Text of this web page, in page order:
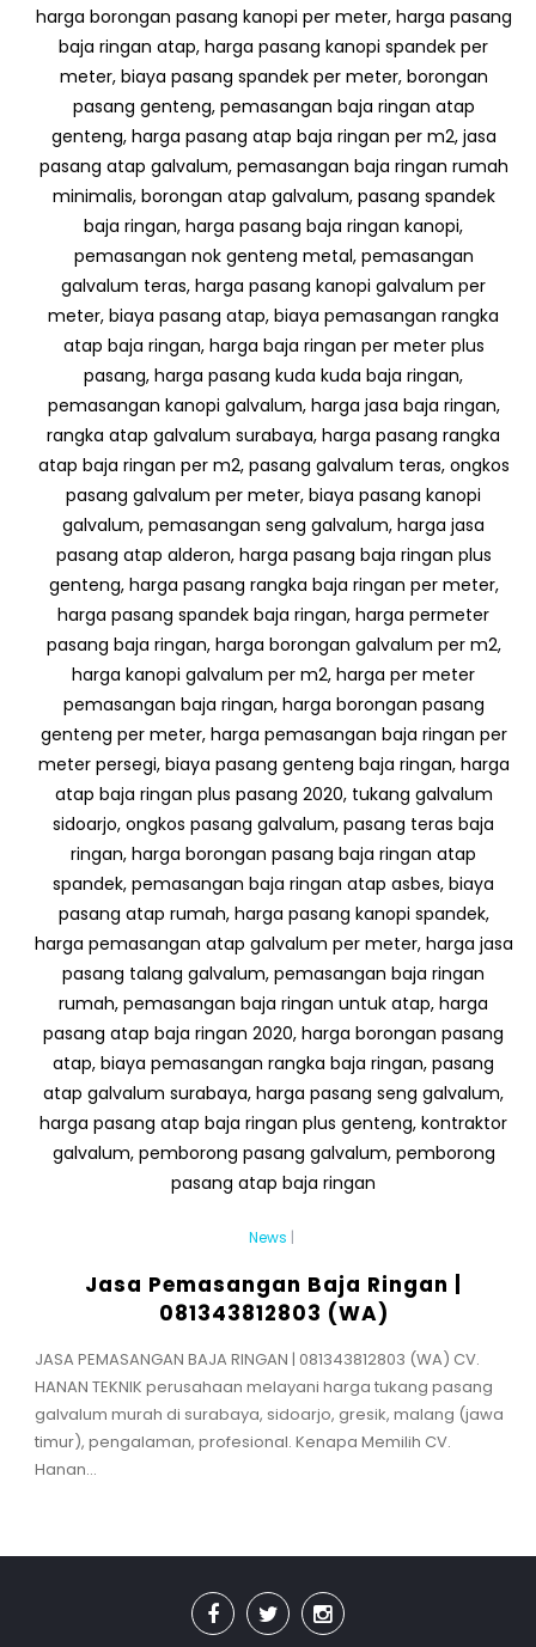
News |
Jasa Pemasangan Baja Ringan |
081343812803 (WA)
JASA PEMASANGAN BAJA RINGAN | 081343812803 (WA) CV.
HANAN TEKNIK perusahaan melayani harga tukang pasang
galvalum murah di surabaya, sidoarjo, gresik, malang (jawa
timur), pengalaman, profesional. Kenapa Memilih CV.
Hanan...